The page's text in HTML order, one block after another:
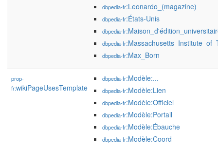
dbpedia-fr:Leonardo_(magazine)
dbpedia-fr:États-Unis
dbpedia-fr
dbpedia-fr
dbpedia-fr:Max_Born
prop-
fr:wikiPageUsesTemplate
dbpedia-fr:Modèle:...
dbpedia-fr:Modèle:Lien
dbpedia-fr:Modèle:Officiel
dbpedia-fr:Modèle:Portail
dbpedia-fr:Modèle:Ébauche
dbpedia-fr:Modèle:Coord